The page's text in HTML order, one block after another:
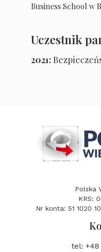
Business School w
Uczestnik
2021:
Polska
KRS:
Nr konta: 51 1020
tel: +48